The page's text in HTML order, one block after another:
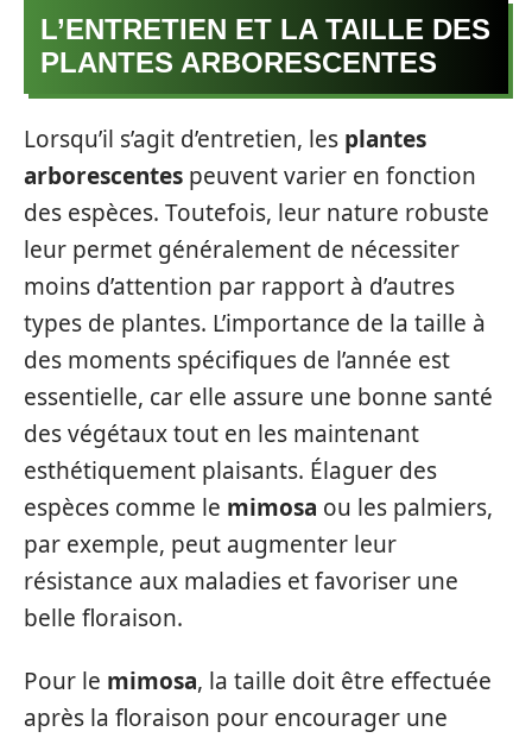
L’ENTRETIEN ET LA TAILLE DES
PLANTES ARBORESCENTES
Lorsqu’il s’agit d’entretien, les plantes
arborescentes peuvent varier en fonction
des espèces. Toutefois, leur nature robuste
leur permet généralement de nécessiter
moins d’attention par rapport à d’autres
types de plantes. L’importance de la taille à
des moments spécifiques de l’année est
essentielle, car elle assure une bonne santé
des végétaux tout en les maintenant
esthétiquement plaisants. Élaguer des
espèces comme le mimosa ou les palmiers,
par exemple, peut augmenter leur
résistance aux maladies et favoriser une
belle floraison.
Pour le mimosa, la taille doit être effectuée
après la floraison pour encourager une